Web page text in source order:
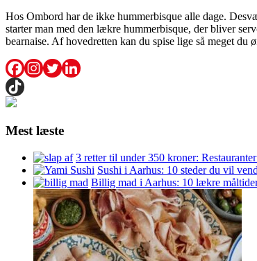
Hos Ombord har de ikke hummerbisque alle dage.
starter man med den lækre hummerbisque, der bliver
bearnaise. Af hovedretten kan du spise lige så meget du
Mest læste
3 retter til under 350 kroner:
Sushi i Aarhus: 10 steder du vil
Billig mad i Aarhus: 10 lækre